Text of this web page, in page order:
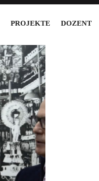
PROJEKTE DOZENT